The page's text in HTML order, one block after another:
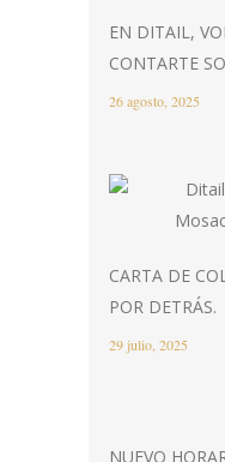
EN DITAIL,
CONTARTE
26 agosto, 2025
CARTA DE
POR DETRÁS.
29 julio, 2025
NUEVO